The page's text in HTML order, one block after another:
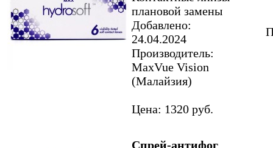
плановой замены
Добавлено:
24.04.2024
Производитель:
MaxVue Vision
(Малайзия)
Цена: 1320 руб.
Спрей-антифог